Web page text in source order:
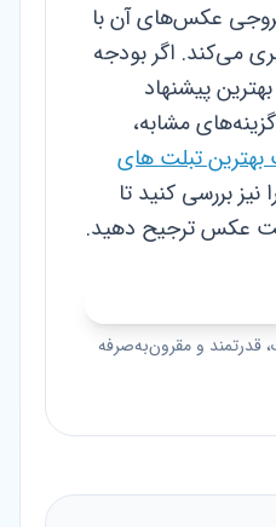
عکس‌های آن با
می‌کند. اگر بودجه
محدودی دارید، R100 بهترین پیشنهاد
مشابه،
بهترین تبلت های
نیز بررسی کنید تا
عکس ترجیح دهید.